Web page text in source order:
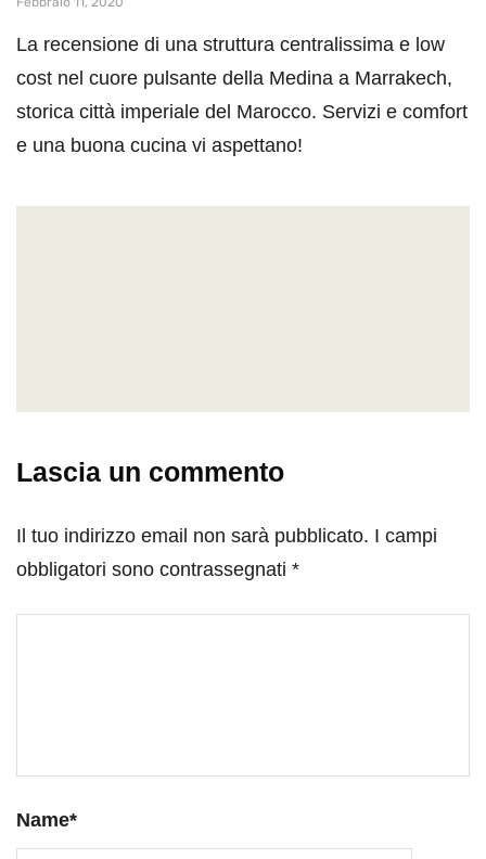
La recensione di una struttura centralissima e low
cost nel cuore pulsante della Medina a Marrakech,
storica città imperiale del Marocco. Servizi e comfort
e una buona cucina vi aspettano!
Lascia un commento
Il tuo indirizzo email non sarà pubblicato. I campi
obbligatori sono contrassegnati *
Name*